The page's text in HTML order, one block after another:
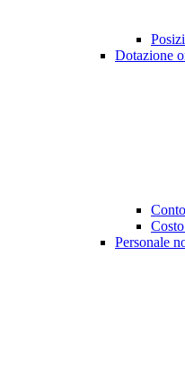
Dotazione
Personale